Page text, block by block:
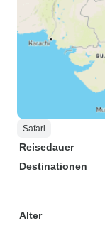
Safari
Reisedauer
Destinationen
Alter